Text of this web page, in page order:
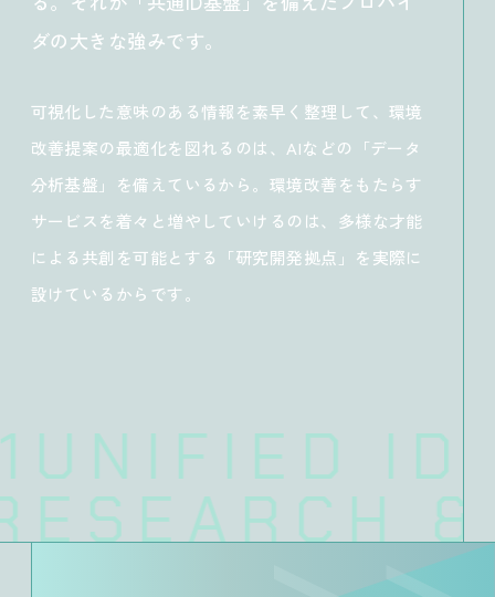
ダの大きな強みです。
可視化した意味のある情報を素早く整理して、環境
改善提案の最適化を図れるのは、AIなどの「データ
分析基盤」を備えているから。環境改善をもたらす
サービスを着々と増やしていけるのは、多様な才能
による共創を可能とする「研究開発拠点」を実際に
設けているからです。
ID
&